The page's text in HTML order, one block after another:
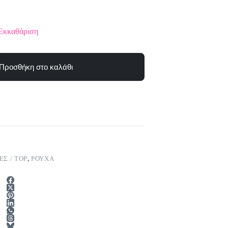
Προσθήκη στο καλάθι
/ TOP,ΡΟΥΧΑ